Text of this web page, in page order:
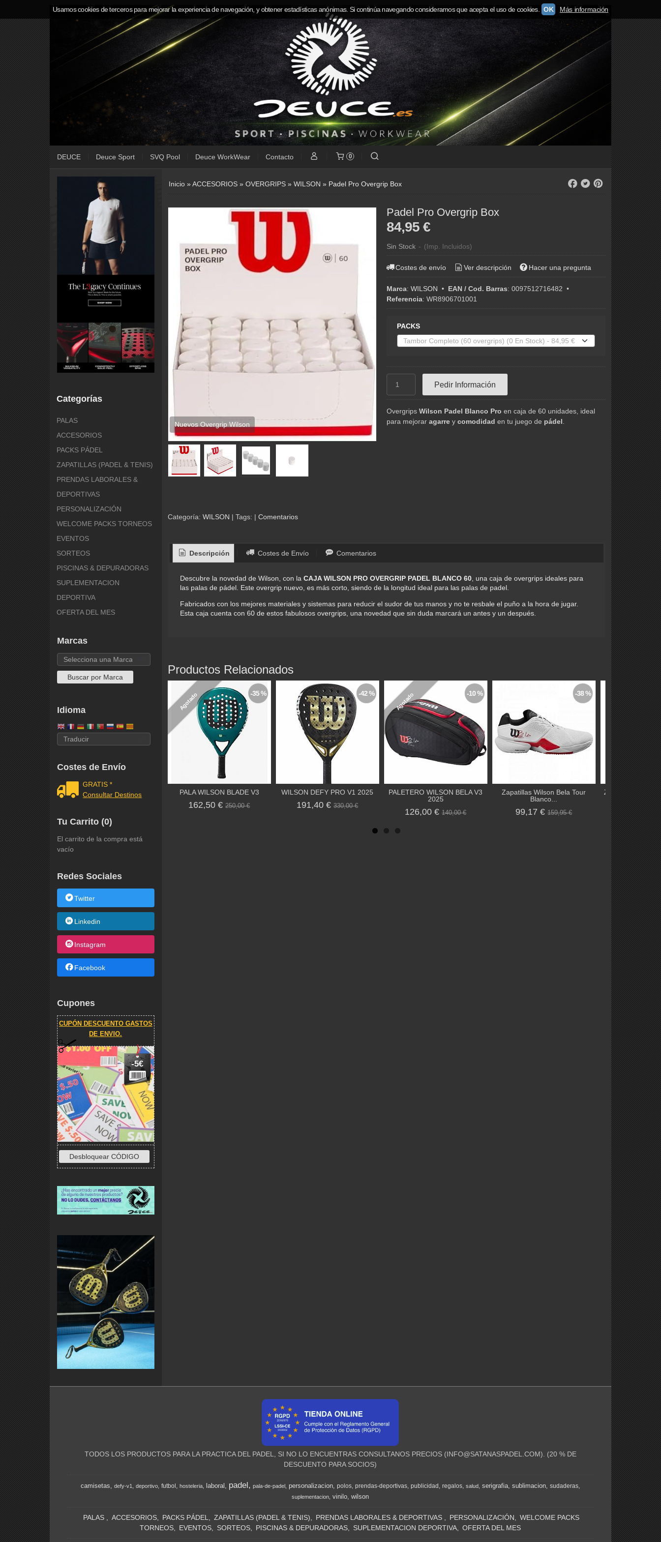
DEUCE Deuce Sport SVQ Pool Deuce WorkWear Contacto 0
Categorías
PALAS
ACCESORIOS
PACKS PÁDEL
ZAPATILLAS (PADEL & TENIS)
PRENDAS LABORALES &
DEPORTIVAS
PERSONALIZACIÓN
WELCOME PACKS TORNEOS
EVENTOS
SORTEOS
PISCINAS & DEPURADORAS
SUPLEMENTACION
DEPORTIVA
OFERTA DEL MES
Marcas
Idioma
Costes de Envío
GRATIS *
Consultar Destinos
Tu Carrito (0)
El carrito de la compra está
vacío
Redes Sociales
Twitter
Linkedin
Instagram
Facebook
Cupones
CUPÓN DESCUENTO GASTOS
DE ENVIO.
-5€
Inicio»ACCESORIOS» OVERGRIPS» WILSON » Padel Pro Overgrip Box
Nuevos Overgrip Wilson
Padel Pro Overgrip Box
84,95 €
Sin Stock - (Imp. Incluidos)
Costes de envío Ver descripción Hacer una pregunta
Marca: WILSON • EAN / Cod. Barras: 0097512716482 •
Referencia: WR8906701001
PACKS
Pedir Información
Overgrips Wilson Padel Blanco Pro en caja de 60 unidades, ideal
para mejorar agarre y comodidad en tu juego de pádel.
Categoría: WILSON | Tags: | Comentarios
Descripción Costes de Envío Comentarios
Descubre la novedad de Wilson, con la CAJA WILSON PRO OVERGRIP PADEL BLANCO 60, una caja de overgrips ideales para
las palas de pádel. Este overgrip nuevo, es más corto, siendo de la longitud ideal para las palas de padel.
Fabricados con los mejores materiales y sistemas para reducir el sudor de tus manos y no te resbale el puño a la hora de jugar.
Esta caja cuenta con 60 de estos fabulosos overgrips, una novedad que sin duda marcará un antes y un después.
Productos Relacionados
Agotado -35 %
PALA WILSON BLADE V3
162,50 €250,00 €
-42 %
WILSON DEFY PRO V1 2025
191,40 €330,00 €
Agotado -10 %
PALETERO WILSON BELA V3
2025
126,00 €140,00 €
-38 %
Zapatillas Wilson Bela Tour
Blanco...
99,17 €159,95 €
Zapatillas Wilson
TODOS LOS PRODUCTOS PARA LA PRACTICA DEL PADEL, SI NO LO ENCUENTRAS CONSULTANOS PRECIOS (INFO@SATANASPADEL.COM). (20 % DE
DESCUENTO PARA SOCIOS)
camisetas defy-v1 deportivo futbol hosteleria laboral padel pala-de-padel personalizacion polos prendas-deportivas publicidad regalos salud serigrafia sublimacion sudaderas
suplementacion vinilo wilson
PALAS ACCESORIOS PACKS PÁDEL ZAPATILLAS (PADEL & TENIS) PRENDAS LABORALES & DEPORTIVAS PERSONALIZACIÓN
WELCOME PACKS
TORNEOS
EVENTOS SORTEOS PISCINAS & DEPURADORAS SUPLEMENTACION DEPORTIVA OFERTA DEL MES
Usamos cookies de terceros para mejorar la experiencia de navegación, y obtener estadísticas anónimas. Si continúa navegando consideramos que acepta el uso de cookies. OK Más información